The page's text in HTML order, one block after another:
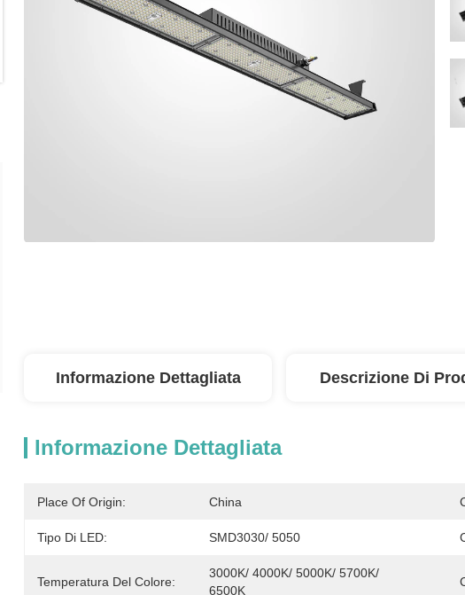
Informazione Dettagliata Descrizione Di
Informazione Dettagliata
Place Of Origin: China
Tipo Di LED: SMD3030/ 5050
Temperatura Del Colore:
3000K/ 4000K/ 5000K/ 5700K/
6500K